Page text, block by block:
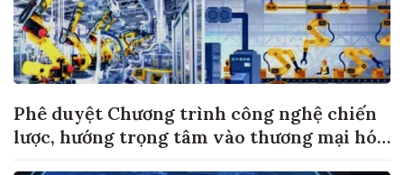
Phê duyệt Chương trình công nghệ chiến
lược, hướng trọng tâm vào thương mại hóa